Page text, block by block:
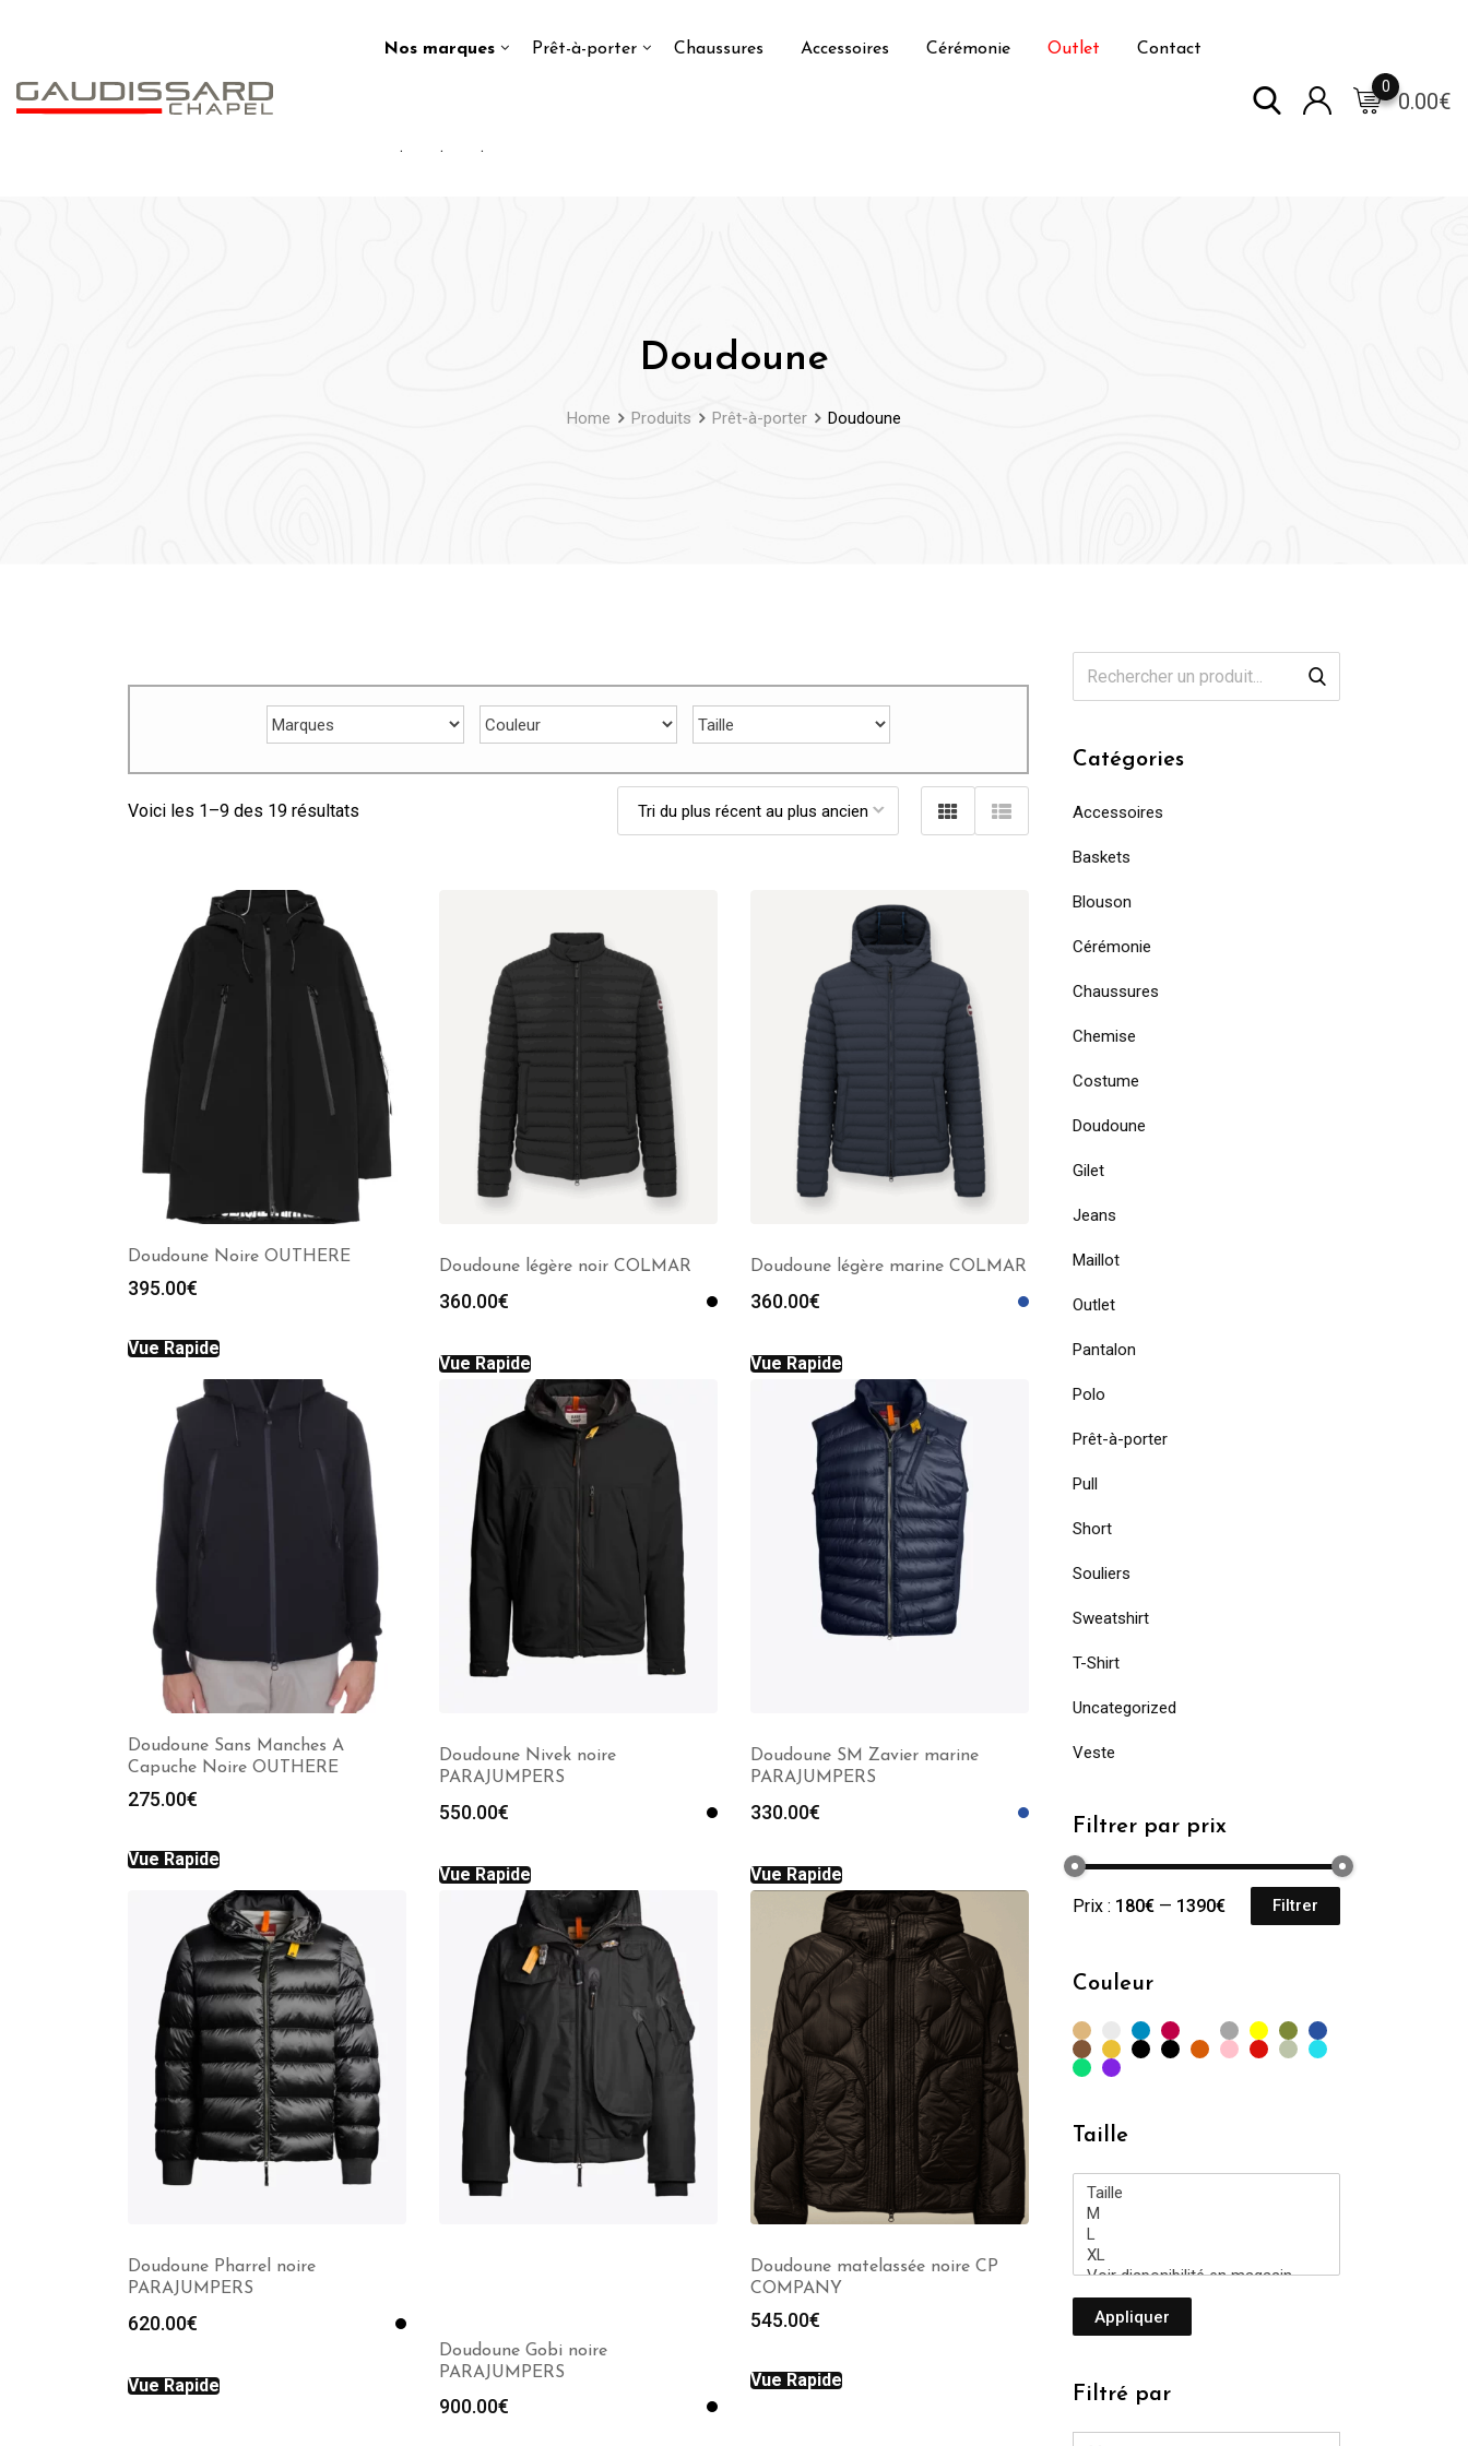
Nos marques Prêt-à-porter Chaussures Accessoires Cérémonie Outlet Contact
. . .
0.00€
0
Doudoune
Home Produits Prêt-à-porter Doudoune
Voici les 1–9 des 19 résultats
Doudoune Noire OUTHERE
395.00€
Vue Rapide
Doudoune légère noir COLMAR
360.00€
Vue Rapide
Doudoune légère marine COLMAR
360.00€
Vue Rapide
Doudoune Sans Manches A
Capuche Noire OUTHERE
275.00€
Vue Rapide
Doudoune Nivek noire
PARAJUMPERS
550.00€
Vue Rapide
Doudoune SM Zavier marine
PARAJUMPERS
330.00€
Vue Rapide
Doudoune Pharrel noire
PARAJUMPERS
620.00€
Vue Rapide
Doudoune Gobi noire
PARAJUMPERS
900.00€
Doudoune matelassée noire CP
COMPANY
545.00€
Vue Rapide
Catégories
Accessoires
Baskets
Blouson
Cérémonie
Chaussures
Chemise
Costume
Doudoune
Gilet
Jeans
Maillot
Outlet
Pantalon
Polo
Prêt-à-porter
Pull
Short
Souliers
Sweatshirt
T-Shirt
Uncategorized
Veste
Filtrer par prix
Prix
Prix
Filtrer
Prix : 180€ — 1390€
Couleur
Taille
Appliquer
Filtré par